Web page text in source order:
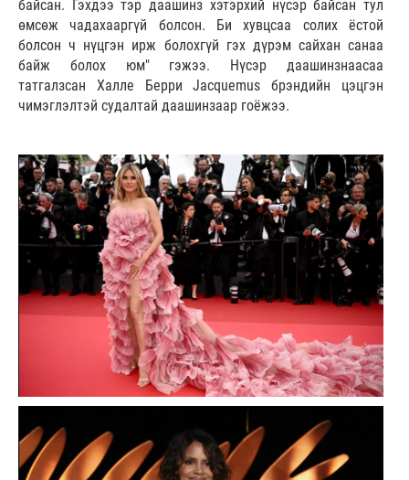
байсан. Гэхдээ тэр даашинз хэтэрхий нүсэр байсан тул
өмсөж чадахааргүй болсон. Би хувцсаа солих ёстой
болсон ч нүцгэн ирж болохгүй гэх дүрэм сайхан санаа
байж болох юм" гэжээ. Нүсэр даашинзнаасаа
татгалзсан Халле Берри Jacquemus брэндийн цэцгэн
чимэглэлтэй судалтай даашинзаар гоёжээ.